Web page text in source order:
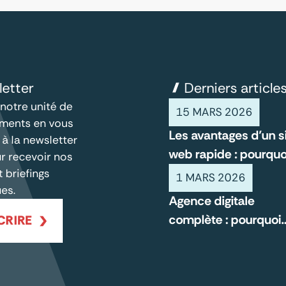
unité de
en vous
la newsletter
recevoir nos
briefings
Derniers articles
15 MARS 2026
Les avantages d'un
web rapide :
vitesse compte pour
votre entreprise
1 MARS 2026
Agence digitale
complète : pourquoi